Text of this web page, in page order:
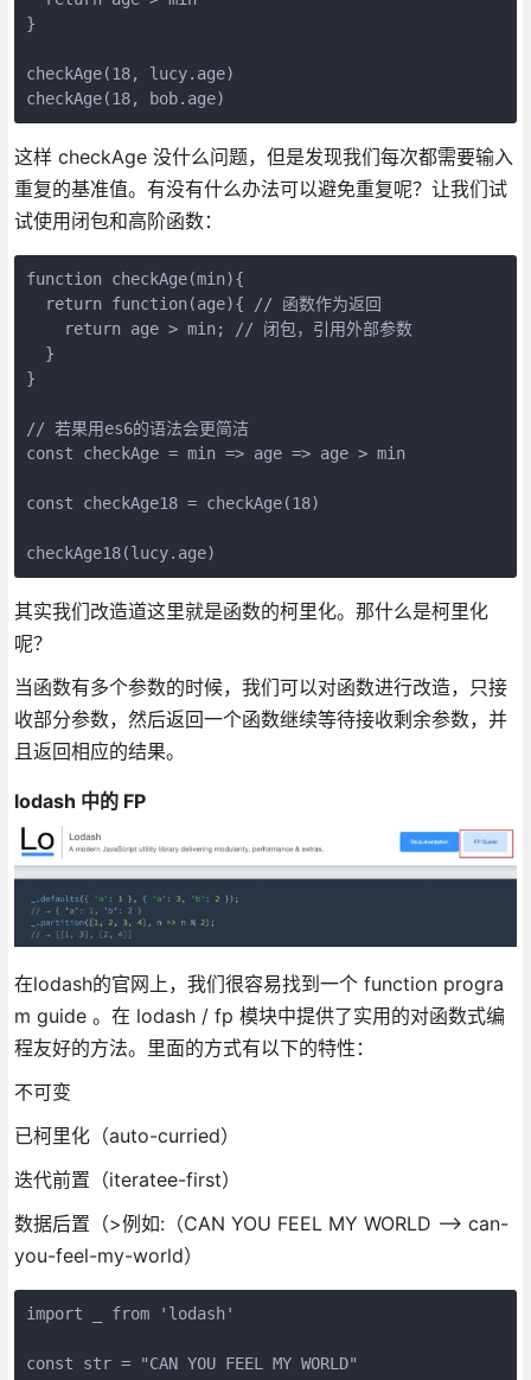
}
checkAge(18, lucy.age)
checkAge(18, bob.age)
这样 checkAge 没什么问题，但是发现我们每次都需要输入
重复的基准值。有没有什么办法可以避免重复呢？让我们试
试使用闭包和高阶函数：
function checkAge(min){
  return function(age){ // 函数作为返回
    return age > min; // 闭包，引用外部参数
  }
}
// 若果用es6的语法会更简洁
const checkAge = min => age => age > min
const checkAge18 = checkAge(18)
checkAge18(lucy.age)
其实我们改造道这里就是函数的柯里化。那什么是柯里化
呢？
当函数有多个参数的时候，我们可以对函数进行改造，只接
收部分参数，然后返回一个函数继续等待接收剩余参数，并
且返回相应的结果。
lodash 中的 FP
在lodash的官网上，我们很容易找到一个 function progra
m guide 。在 lodash / fp 模块中提供了实用的对函数式编
程友好的方法。里面的方式有以下的特性：
不可变
已柯里化（auto-curried）
迭代前置（iteratee-first）
数据后置（>例如:（CAN YOU FEEL MY WORLD --> can-
you-feel-my-world）
import _ from 'lodash'
const str = "CAN YOU FEEL MY WORLD"